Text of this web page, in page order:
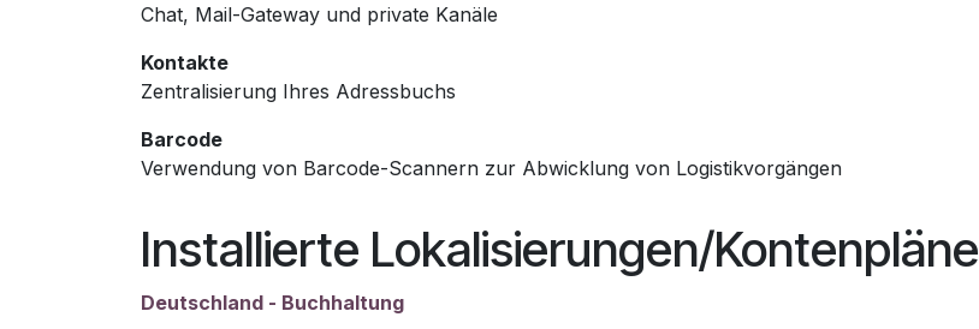
Chat, Mail-Gateway und private Kanäle
Kontakte
Zentralisierung Ihres Adressbuchs
Barcode
Verwendung von Barcode-Scannern zur Abwicklung von Logistikvorgängen
Installierte Lokalisierungen/Kontenpläne
Deutschland - Buchhaltung